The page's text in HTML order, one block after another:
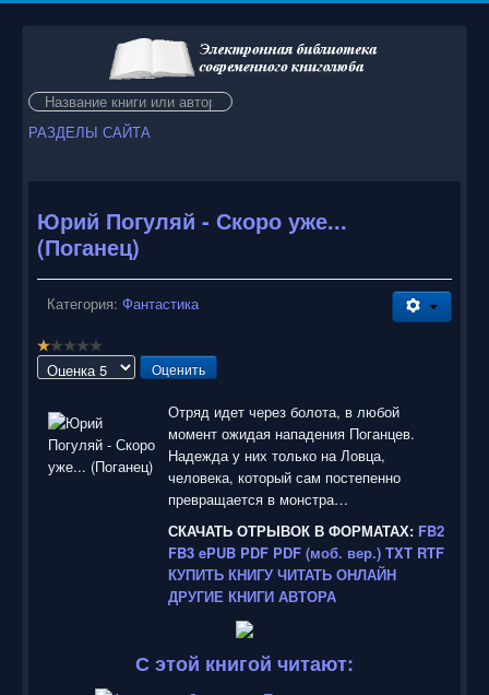
Искать...
РАЗДЕЛЫ САЙТА
Юрий Погуляй - Скоро уже...
(Поганец)
Категория: Фантастика
Р
еПожалуйста,
Отряд идет через болота, в любой
момент ожидая нападения Поганцев.
Надежда у них только на Ловца,
человека, который сам постепенно
превращается в монстра…
СКАЧАТЬ ОТРЫВОК В ФОРМАТАХ: FB2
FB3 ePUB PDF PDF (моб. вер.) TXT RTF
КУПИТЬ КНИГУ ЧИТАТЬ ОНЛАЙН
ДРУГИЕ КНИГИ АВТОРА
С этой книгой читают: